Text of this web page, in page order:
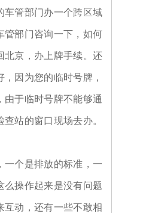
车管部门办一个跨区域
管部门咨询一下，如何
北京，办上牌手续。还
因为您的临时号牌，
由于临时号牌不能够通
站的窗口现场去办。
一个是排放的标准，一
么操作起来是没有问题
互动，还有一些不敢相